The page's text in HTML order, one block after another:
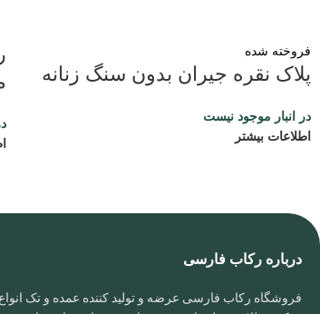
فروخته شده
پلاک نقره جیران بدون سنگ زنانه
در انبار موجود نیست
اطلاعات بیشتر
درباره رکاب فارسی
فروشگاه رکاب فارسی عرضه و تولید کننده عمده و تک